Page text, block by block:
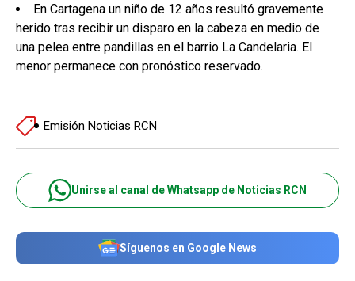
En Cartagena un niño de 12 años resultó gravemente
herido tras recibir un disparo en la cabeza en medio de
una pelea entre pandillas en el barrio La Candelaria. El
menor permanece con pronóstico reservado.
Emisión Noticias RCN
Unirse al canal de Whatsapp de Noticias RCN
Síguenos en Google News